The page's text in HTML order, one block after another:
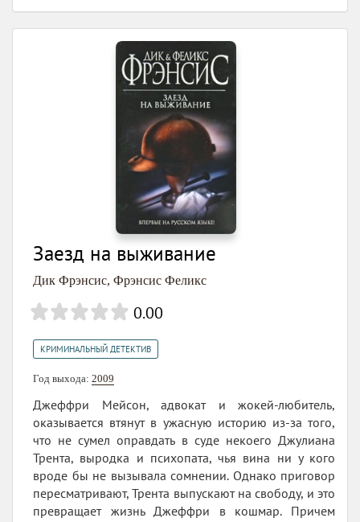
Заезд на выживание
Дик Фрэнсис, Фрэнсис Феликс
0.00
КРИМИНАЛЬНЫЙ ДЕТЕКТИВ
Год выхода: 2009
Джеффри Мейсон, адвокат и жокей-любитель,
оказывается втянут в ужасную историю из-за того,
что не сумел оправдать в суде некоего Джулиана
Трента, выродка и психопата, чья вина ни у кого
вроде бы не вызывала сомнении. Однако приговор
пересматривают, Трента выпускают на свободу, и это
превращает жизнь Джеффри в кошмар. Причем